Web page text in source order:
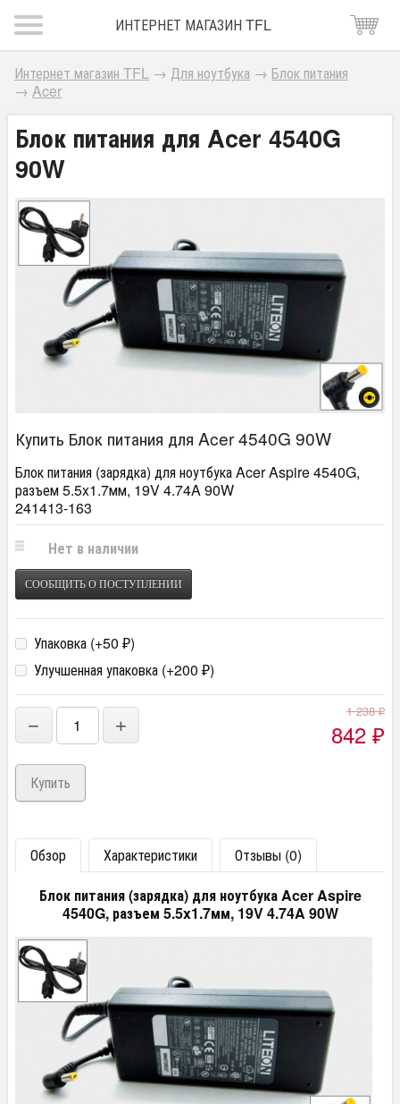
ИНТЕРНЕТ МАГАЗИН TFL
Интернет магазин TFL → Для ноутбука → Блок питания
→ Acer
Блок питания для Acer 4540G
90W
Купить Блок питания для Acer 4540G 90W
Блок питания (зарядка) для ноутбука Acer Aspire 4540G,
разъем 5.5x1.7мм, 19V 4.74A 90W
241413-163
Нет в наличии
СООБЩИТЬ О ПОСТУПЛЕНИИ
Упаковка (+50 ₽)
Улучшенная упаковка (+200 ₽)
− +
1 238₽
842 ₽
Обзор Характеристики
Отзывы (0)
Блок питания (зарядка) для ноутбука Acer Aspire
4540G, разъем 5.5x1.7мм, 19V 4.74A 90W